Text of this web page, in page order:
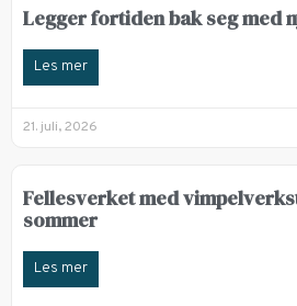
Legger fortiden bak seg med
Les mer
21. juli, 2026
Fellesverket med
sommer
Les mer